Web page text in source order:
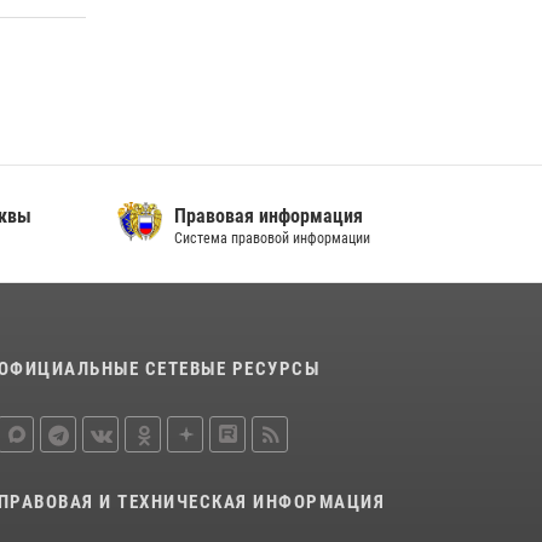
Центр профессиональной подготовки
столичного главка Росгвардии отмечает своё
32-летие (видео)
18 июля 2026, 08:00 8 1
Правовая информация
Система правовой информации
СЕТЕВЫЕ РЕСУРСЫ
ПРАВОВАЯ И ТЕХНИЧЕСКАЯ ИНФОРМАЦИЯ